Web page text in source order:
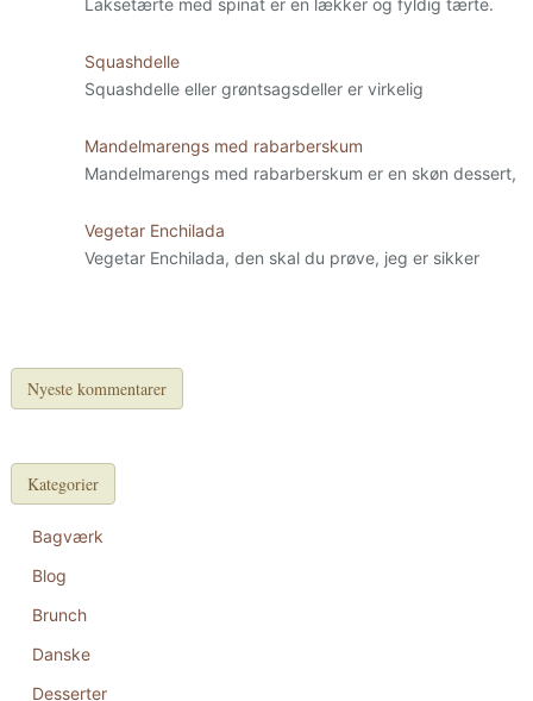
Laksetærte med spinat er en lækker og fyldig tærte.
Squashdelle
Squashdelle eller grøntsagsdeller er virkelig
Mandelmarengs med rabarberskum
Mandelmarengs med rabarberskum er en skøn dessert,
Vegetar Enchilada
Vegetar Enchilada, den skal du prøve, jeg er sikker
Nyeste kommentarer
Kategorier
Bagværk
Blog
Brunch
Danske
Desserter